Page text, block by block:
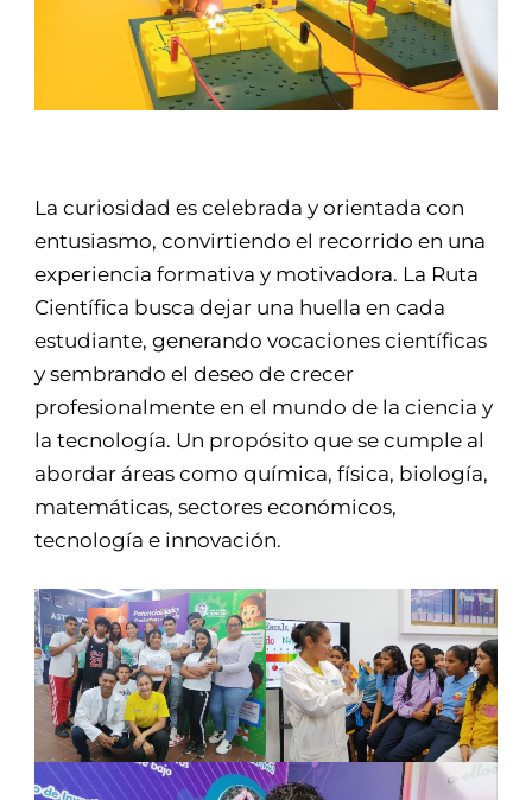
La curiosidad es celebrada y orientada con
entusiasmo, convirtiendo el recorrido en una
experiencia formativa y motivadora. La Ruta
Científica busca dejar una huella en cada
estudiante, generando vocaciones científicas
y sembrando el deseo de crecer
profesionalmente en el mundo de la ciencia y
la tecnología. Un propósito que se cumple al
abordar áreas como química, física, biología,
matemáticas, sectores económicos,
tecnología e innovación.